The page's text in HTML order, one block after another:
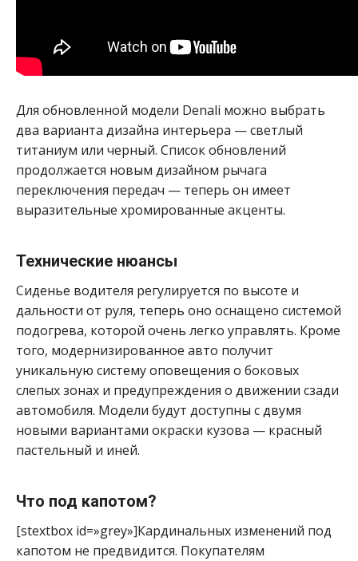
Для обновленной модели Denali можно выбрать
два варианта дизайна интерьера — светлый
титаниум или черный. Список обновлений
продолжается новым дизайном рычага
переключения передач — теперь он имеет
выразительные хромированные акценты.
Технические нюансы
Сиденье водителя регулируется по высоте и
дальности от руля, теперь оно оснащено системой
подогрева, которой очень легко управлять. Кроме
того, модернизированное авто получит
уникальную систему оповещения о боковых
слепых зонах и предупреждения о движении сзади
автомобиля. Модели будут доступны с двумя
новыми вариантами окраски кузова — красный
пастельный и иней.
Что под капотом?
[stextbox id=»grey»]Кардинальных изменений под
капотом не предвидится. Покупателям